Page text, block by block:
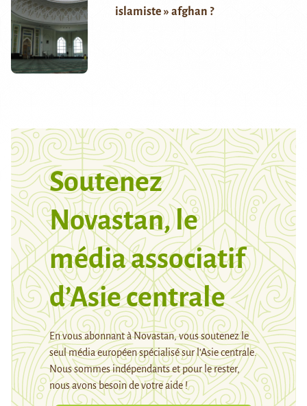
islamiste » afghan ?
Soutenez
Novastan, le
média associatif
d’Asie centrale
En vous abonnant à Novastan, vous soutenez le
seul média européen spécialisé sur l’Asie centrale.
Nous sommes indépendants et pour le rester,
nous avons besoin de votre aide !